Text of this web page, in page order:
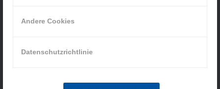
Andere Cookies
Datenschutzrichtlinie
Impressum
Hinweisgebersystem